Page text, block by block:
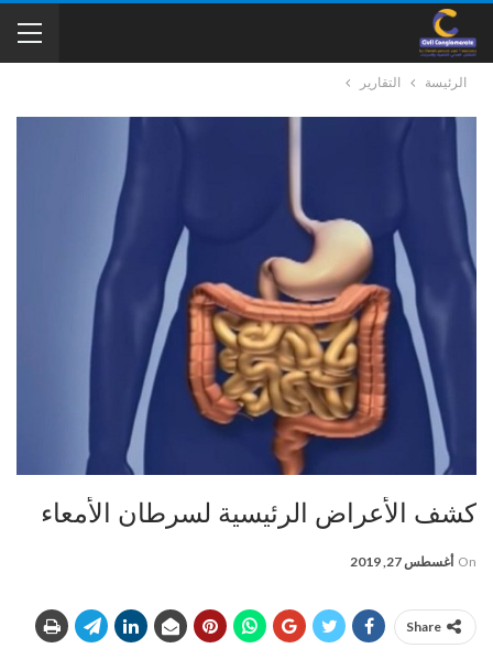
الرئيسة التقارير
كشف الأعراض الرئيسية لسرطان الأمعاء
On أغسطس 27, 2019
Share